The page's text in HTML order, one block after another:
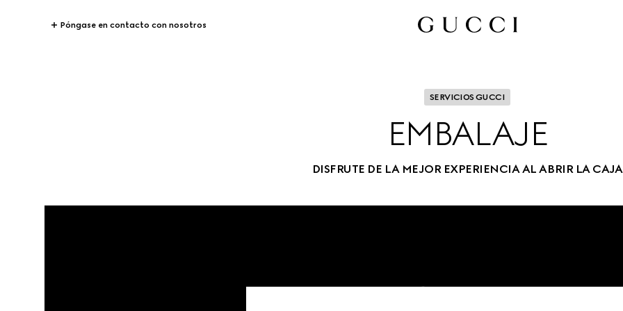
Póngase en contacto con nosotros
SERVICIOS GUCCI
EMBALAJE
DISFRUTE DE LA MEJOR EXPERIENCIA AL ABRIR LA CAJA